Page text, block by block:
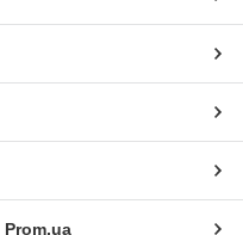
Prom.ua